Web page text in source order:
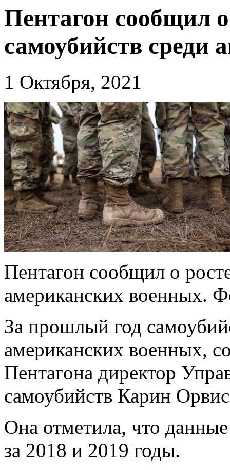
Пентагон сообщил
самоубийств среди
1 Октября, 2021
Пентагон сообщил о
американских военных.
За прошлый год
американских военных,
Пентагона директор
самоубийств Карин
Она отметила, что
за 2018 и 2019 годы.